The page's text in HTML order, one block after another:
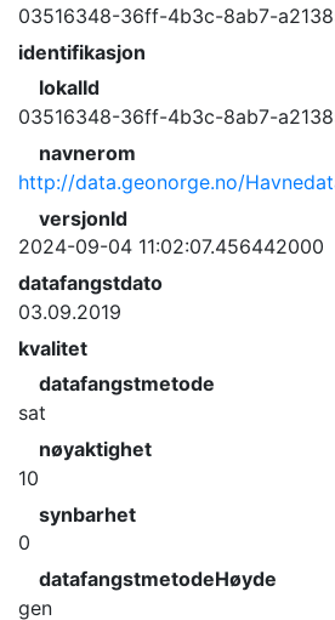
03516348-36ff-4b3c-8ab7-
identifikasjon
lokalId
03516348-36ff-4b3c-8ab7-
navnerom
http://data.geonorge.no/
versjonId
2024-09-04 11:02:07.456442000
datafangstdato
03.09.2019
kvalitet
datafangstmetode
sat
nøyaktighet
10
synbarhet
0
datafangstmetodeHøyde
gen